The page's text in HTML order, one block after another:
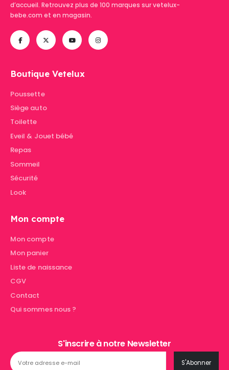
d’accueil. Retrouvez plus de 100 marques sur vetelux-
bebe.com et en magasin.
Boutique Vetelux
Poussette
Siège auto
Toilette
Eveil & Jouet bébé
Repas
Sommeil
Sécurité
Look
Mon compte
Mon compte
Mon panier
Liste de naissance
CGV
Contact
Qui sommes nous ?
S'inscrire à notre Newsletter